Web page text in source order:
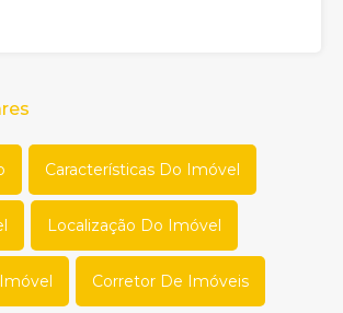
Características Do Imóvel
Localização Do Imóvel
Corretor De Imóveis